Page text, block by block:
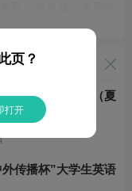
育公益事业。本届竞
竞赛暨城市联赛（夏
外传播杯”大学生英语
页？
打开